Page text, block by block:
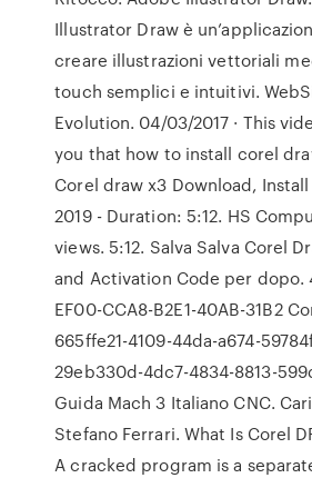
Illustrator Draw è
creare illustrazioni vettoriali
touch semplici e intuitivi.
Evolution. 04/03/2017 · This
you that how to install corel
Corel draw x3 Download,
2019 - Duration: 5:12. HS
views. 5:12. Salva Salva Corel
and Activation Code per dopo.
EF00-CCA8-B2E1-40AB-31B2
665ffe21-4109-44da-a674-
29eb330d-4dc7-4834-8813-
Guida Mach 3 Italiano CNC.
Stefano Ferrari. What Is Corel
A cracked program is a